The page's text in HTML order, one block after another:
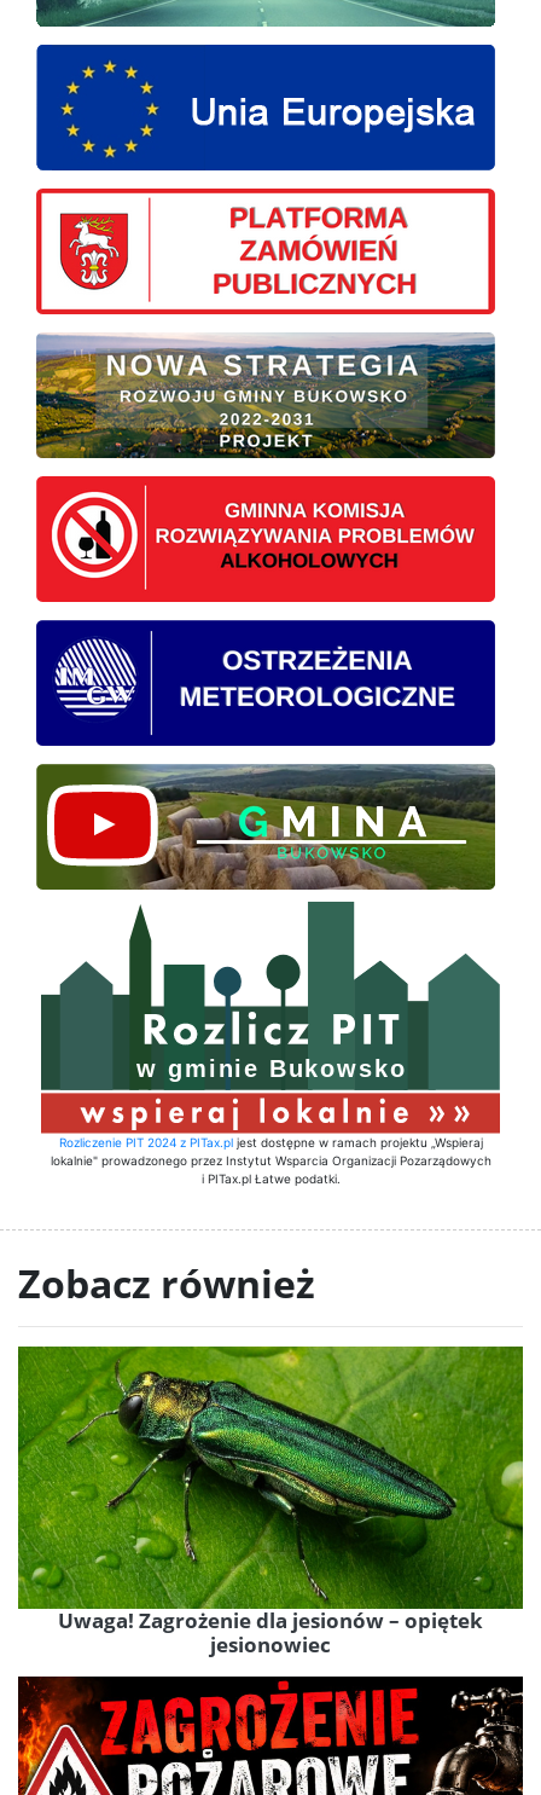
Rozliczenie PIT 2024 z PITax.pljest dostępne w ramach projektu „Wspieraj
lokalnie" prowadzonego przez Instytut Wsparcia Organizacji Pozarządowych
i PITax.pl Łatwe podatki.
Zobacz również
Uwaga! Zagrożenie dla jesionów – opiętek
jesionowiec